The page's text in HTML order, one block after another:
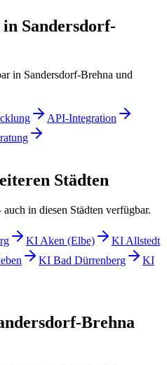
Sandersdorf-
in Sandersdorf-Brehna und
API-Integration
Städten
in diesen Städten verfügbar.
KI Aken (Elbe) KI Allstedt
KI Bad Dürrenberg
KI
Brehna